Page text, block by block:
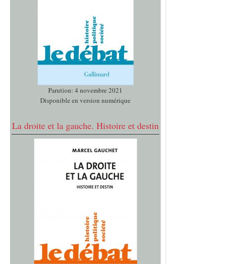
Parution: 4 novembre 2021
Disponible en version numérique
La droite et la gauche. Histoire et destin